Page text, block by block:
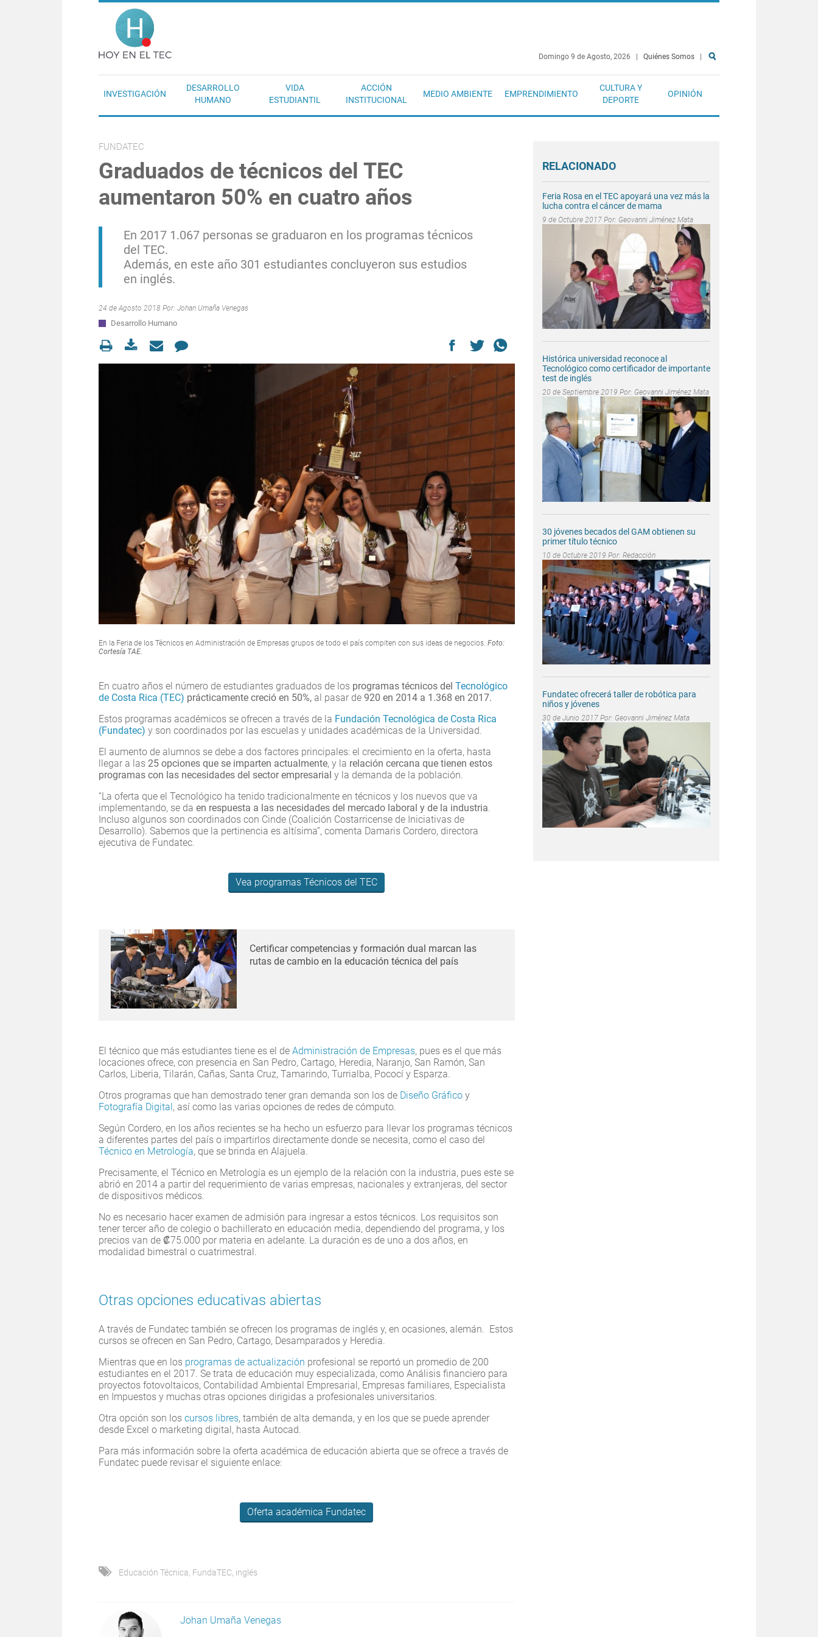
Pasar al contenido principal
Domingo 9 de Agosto, 2026 Quiénes Somos
INVESTIGACIÓN
DESARROLLO
HUMANO
VIDA
ESTUDIANTIL
ACCIÓN
INSTITUCIONAL
MEDIO AMBIENTE EMPRENDIMIENTO
CULTURA Y
DEPORTE
OPINIÓN
FUNDATEC
Graduados de técnicos del TEC
aumentaron 50% en cuatro años
En 2017 1.067 personas se graduaron en los programas técnicos
del TEC.
Además, en este año 301 estudiantes concluyeron sus estudios
en inglés.
24 de Agosto 2018 Por: Johan Umaña Venegas
Desarrollo Humano
En la Feria de los Técnicos en Administración de Empresas grupos de todo el país compiten con sus ideas de negocios. Foto:
Cortesía TAE.
En cuatro años el número de estudiantes graduados de los programas técnicos del Tecnológico
de Costa Rica (TEC) prácticamente creció en 50%, al pasar de 920 en 2014 a 1.368 en 2017.
Estos programas académicos se ofrecen a través de la Fundación Tecnológica de Costa Rica
(Fundatec) y son coordinados por las escuelas y unidades académicas de la Universidad.
El aumento de alumnos se debe a dos factores principales: el crecimiento en la oferta, hasta
llegar a las 25 opciones que se imparten actualmente, y la relación cercana que tienen estos
programas con las necesidades del sector empresarial y la demanda de la población.
“La oferta que el Tecnológico ha tenido tradicionalmente en técnicos y los nuevos que va
implementando, se da en respuesta a las necesidades del mercado laboral y de la industria.
Incluso algunos son coordinados con Cinde (Coalición Costarricense de Iniciativas de
Desarrollo). Sabemos que la pertinencia es altísima”, comenta Damaris Cordero, directora
ejecutiva de Fundatec.
Vea programas Técnicos del TEC
Certificar competencias y formación dual marcan las
rutas de cambio en la educación técnica del país
El técnico que más estudiantes tiene es el de Administración de Empresas, pues es el que más
locaciones ofrece, con presencia en San Pedro, Cartago, Heredia, Naranjo, San Ramón, San
Carlos, Liberia, Tilarán, Cañas, Santa Cruz, Tamarindo, Turrialba, Pococí y Esparza.
Otros programas que han demostrado tener gran demanda son los de Diseño Gráfico y
Fotografía Digital, así como las varias opciones de redes de cómputo.
Según Cordero, en los años recientes se ha hecho un esfuerzo para llevar los programas técnicos
a diferentes partes del país o impartirlos directamente donde se necesita, como el caso del
Técnico en Metrología, que se brinda en Alajuela.
Precisamente, el Técnico en Metrología es un ejemplo de la relación con la industria, pues este se
abrió en 2014 a partir del requerimiento de varias empresas, nacionales y extranjeras, del sector
de dispositivos médicos.
No es necesario hacer examen de admisión para ingresar a estos técnicos. Los requisitos son
tener tercer año de colegio o bachillerato en educación media, dependiendo del programa, y los
precios van de ₡75.000 por materia en adelante. La duración es de uno a dos años, en
modalidad bimestral o cuatrimestral.
Otras opciones educativas abiertas
A través de Fundatec también se ofrecen los programas de inglés y, en ocasiones, alemán. Estos
cursos se ofrecen en San Pedro, Cartago, Desamparados y Heredia.
Mientras que en los programas de actualización profesional se reportó un promedio de 200
estudiantes en el 2017. Se trata de educación muy especializada, como Análisis financiero para
proyectos fotovoltaicos, Contabilidad Ambiental Empresarial, Empresas familiares, Especialista
en Impuestos y muchas otras opciones dirigidas a profesionales universitarios.
Otra opción son los cursos libres, también de alta demanda, y en los que se puede aprender
desde Excel o marketing digital, hasta Autocad.
Para más información sobre la oferta académica de educación abierta que se ofrece a través de
Fundatec puede revisar el siguiente enlace:
Oferta académica Fundatec
Educación Técnica FundaTEC inglés
Johan Umaña Venegas
RELACIONADO
Feria Rosa en el TEC apoyará una vez más la
lucha contra el cáncer de mama
9 de Octubre 2017 Por: Geovanni Jiménez Mata
Histórica universidad reconoce al
Tecnológico como certificador de importante
test de inglés
20 de Septiembre 2019 Por: Geovanni Jiménez Mata
30 jóvenes becados del GAM obtienen su
primer título técnico
10 de Octubre 2019 Por: Redacción
Fundatec ofrecerá taller de robótica para
niños y jóvenes
30 de Junio 2017 Por: Geovanni Jiménez Mata